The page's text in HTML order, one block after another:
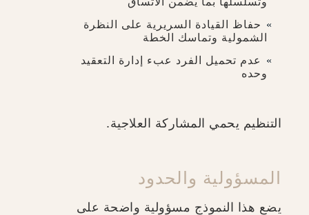
حفاظ القيادة السريرية على النظرة
الشمولية وتماسك الخطة
عدم تحميل الفرد عبء إدارة التعقيد
وحده
التنظيم يحمي المشاركة العلاجية.
المسؤولية والحدود
يضع هذا النموذج مسؤولية واضحة على